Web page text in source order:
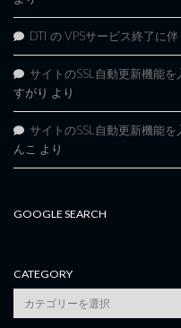
DTI の VPSサービス終了に
サイトのSSL自動更新機能
すがり より
サイトのSSL自動更新機能
んこ より
GOOGLE SEARCH
CATEGORY
category